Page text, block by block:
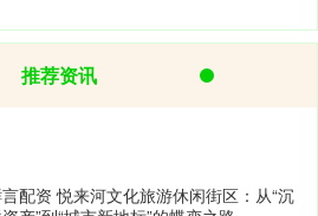
推荐资讯
配资 悦来河文化旅游休闲街区：从“沉